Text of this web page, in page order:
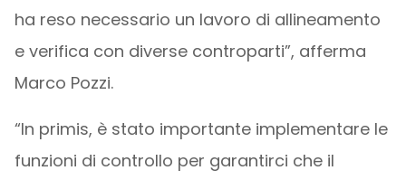
ha reso necessario un lavoro di allineamento
e verifica con diverse controparti”, afferma
Marco Pozzi.
“In primis, è stato importante implementare le
funzioni di controllo per garantirci che il